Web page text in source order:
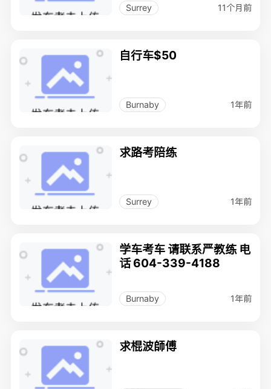
Surrey 11个月前
自行车$50
Burnaby 1年前
求路考陪练
Surrey 1年前
学车考车 请联系严教练 电
话 604-339-4188
Burnaby 1年前
求棍波師傅